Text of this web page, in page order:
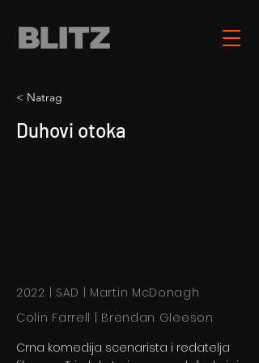
< Natrag
Duhovi otoka
2022 | SAD | Martin McDonagh
Colin Farrell | Brendan Gleeson
Crna komedija scenarista i redatelja